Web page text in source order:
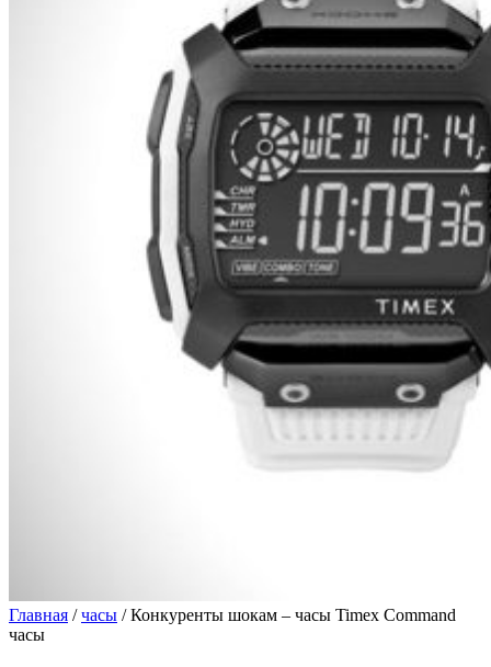
Главная / часы / Конкуренты шокам – часы Timex Command
часы